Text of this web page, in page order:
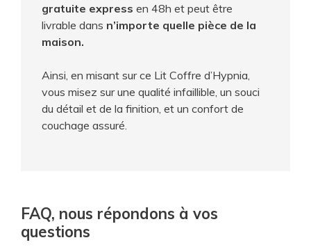
gratuite express en 48h et peut être
livrable dans n’importe quelle pièce de la
maison.
Ainsi, en misant sur ce Lit Coffre d’Hypnia,
vous misez sur une qualité infaillible, un souci
du détail et de la finition, et un confort de
couchage assuré.
FAQ, nous répondons à vos
questions